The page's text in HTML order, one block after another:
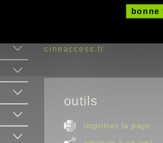
• mix une piste
cineaccess.fr
outils
imprimer la page
bonne